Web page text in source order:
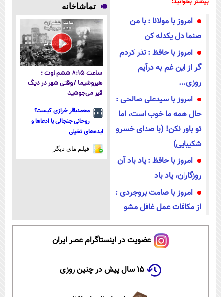
پرداخت قسطی
میکنه!50%تخفیف
بیشتر بخوانید:
امروز با مولانا : با من
صنما دل یکدله کن
امروز با حافظ : نذر کردم
گر از این غم به درآیم
روزی...
امروز با سیدعلی صالحی :
حال همه‌ ما خوب است، اما
تو باور نکن! (با صدای خسرو
شکیبایی)
امروز با حافظ : یاد باد آن
روزگاران، یاد باد
امروز با صامت بروجردی :
از مکافات عمل غافل مشو
تماشاخانه
ساعت ۸:۱۵ ششم اوت ؛
هیروشیما / وقتی شهر در دیگ
قیر می‌جوشید
محمدباقر خرازی کیست؟
روحانی جنجالی با ادعاها و
ایده‌های تخیلی
فیلم های دیگر
عضویت در اینستاگرام عصر ایران
۱۵ سال پیش در چنین روزی